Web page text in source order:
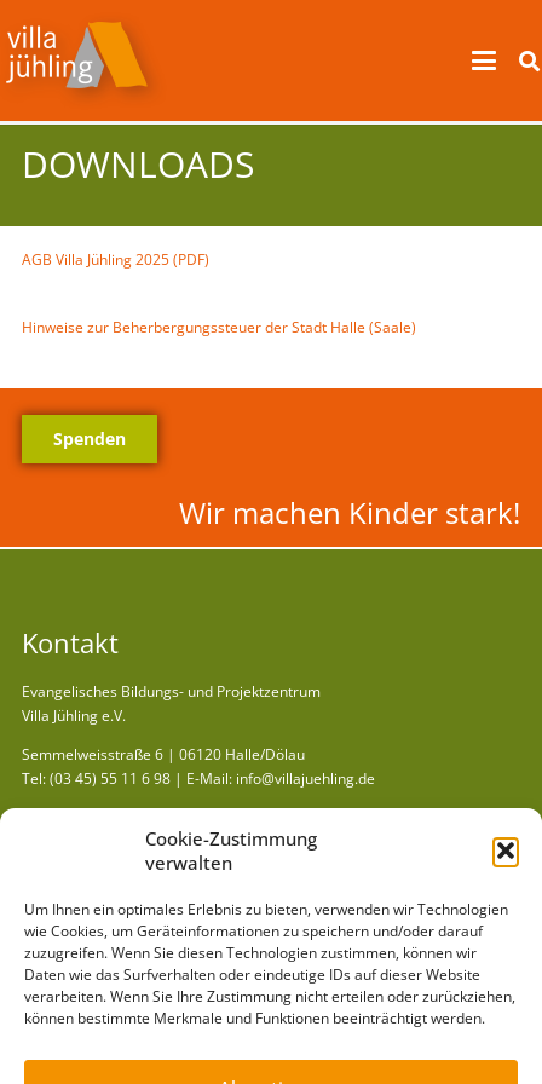
Cookie-Zustimmung
verwalten
Um Ihnen ein optimales Erlebnis zu bieten, verwenden wir Technologien
wie Cookies, um Geräteinformationen zu speichern und/oder darauf
zuzugreifen. Wenn Sie diesen Technologien zustimmen, können wir
Daten wie das Surfverhalten oder eindeutige IDs auf dieser Website
verarbeiten. Wenn Sie Ihre Zustimmung nicht erteilen oder zurückziehen,
können bestimmte Merkmale und Funktionen beeinträchtigt werden.
DOWNLOADS
AGB Villa Jühling 2025 (PDF)
Hinweise zur Beherbergungssteuer der Stadt Halle (Saale)
Spenden
Wir machen Kinder stark!
Kontakt
Evangelisches Bildungs- und Projektzentrum
Villa Jühling e.V.
Semmelweisstraße 6 | 06120 Halle/Dölau
Tel:(03 45) 55 11 6 98 | E-Mail: info@villajuehling.de
Mitmachen »
Pädagogik »
Arbeitsbereiche »
Projekte »